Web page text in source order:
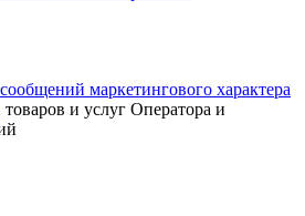
маркетингового характера
товаров и услуг Оператора и